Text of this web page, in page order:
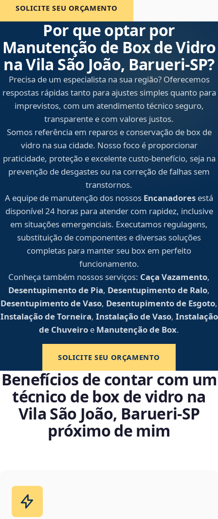
SOLICITE SEU ORÇAMENTO
Por que optar por
Manutenção de Box de Vidro
na Vila São João, Barueri‑SP?
Precisa de um especialista na sua região? Oferecemos
respostas rápidas tanto para ajustes simples quanto para
imprevistos, com um atendimento técnico seguro,
transparente e com valores justos.
Somos referência em reparos e conservação de box de
vidro na sua cidade. Nosso foco é proporcionar
praticidade, proteção e excelente custo-benefício, seja na
prevenção de desgastes ou na correção de falhas sem
transtornos.
A equipe de manutenção dos nossos Encanadores está
disponível 24 horas para atender com rapidez, inclusive
em situações emergenciais. Executamos regulagens,
substituição de componentes e diversas soluções
completas para manter seu box em perfeito
funcionamento.
Conheça também nossos serviços: Caça Vazamento,
Desentupimento de Pia, Desentupimento de Ralo,
Desentupimento de Vaso, Desentupimento de Esgoto,
Instalação de Torneira, Instalação de Vaso, Instalação
de Chuveiro e Manutenção de Box.
SOLICITE SEU ORÇAMENTO
Benefícios de contar com um
técnico de box de vidro na
Vila São João, Barueri‑SP
próximo de mim